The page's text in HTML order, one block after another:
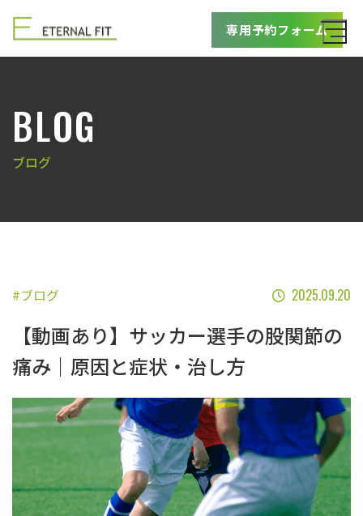
専用予約フォーム
BLOG
ブログ
#ブログ 2025.09.20
【動画あり】サッカー選手の股関節の
痛み｜原因と症状・治し方